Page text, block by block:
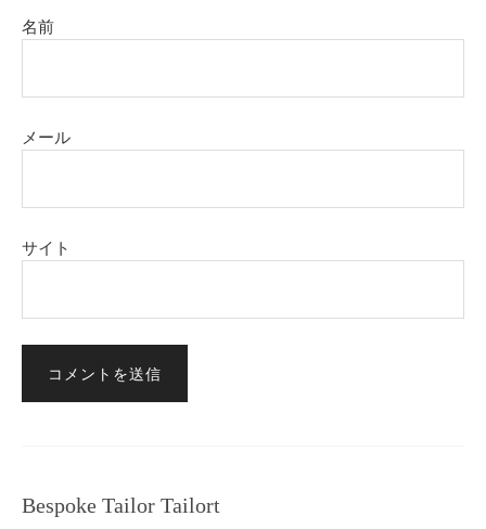
名前
メール
サイト
Bespoke Tailor Tailort